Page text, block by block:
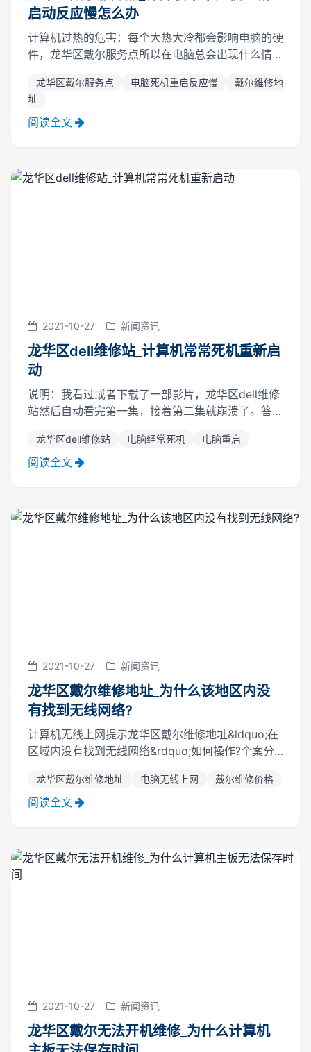
启动反应慢怎么办
计算机过热的危害：每个大热大冷都会影响电脑的硬
件，龙华区戴尔服务点所以在电脑总会出现什么情况
高，一些电脑会自动降低频率，造成运转缓慢(可疑
中毒)龙华区戴尔服务点，严重的还...
龙华区戴尔服务点 电脑死机重启反应慢
戴尔维修地
址
阅读全文
2021-10-27 新闻资讯
龙华区dell维修站_计算机常常死机重新启
动
说明：我看过或者下载了一部影片，龙华区dell维修
站然后自动看完第一集，接着第二集就崩溃了。答：
主板故障等，可造成电脑自动关机或重复启动，原因
很多，死机自动重新启动，杀毒木马...
龙华区dell维修站 电脑经常死机 电脑重启
阅读全文
2021-10-27 新闻资讯
龙华区戴尔维修地址_为什么该地区内没
有找到无线网络?
计算机无线上网提示龙华区戴尔维修地址&ldquo;在
区域内没有找到无线网络&rdquo;如何操作?个案分
龙华区戴尔维修地址提示&ldquo;在区域内没有无线
网络&rdquo;。存在以下三...
龙华区戴尔维修地址 电脑无线上网 戴尔维修价格
阅读全文
2021-10-27 新闻资讯
龙华区戴尔无法开机维修_为什么计算机